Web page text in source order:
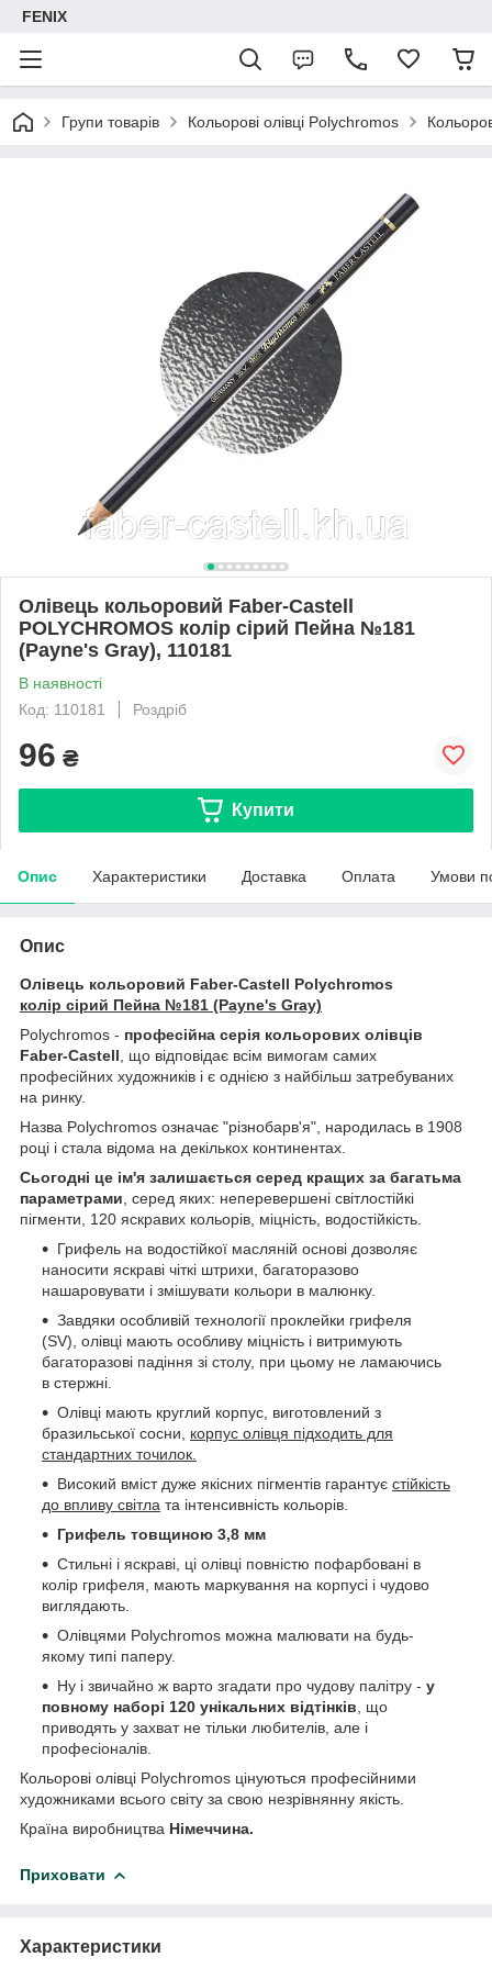
FENIX
Групи товарів Кольорові олівці Polychromos
Олівець кольоровий Faber-Castell
POLYCHROMOS колір сірий Пейна №181
(Payne's Gray), 110181
В наявності
Код: 110181
Роздріб
96 ₴
Купити
Опис Характеристики Доставка Оплата Умови
Опис
Олівець кольоровий Faber-Castell Polychromos
колір сірий Пейна №181 (Payne's Gray)
Polychromos - професійна серія кольорових олівців
Faber-Castell , що відповідає всім вимогам самих
професійних художників і є однією з найбільш затребуваних
на ринку.
Назва Polychromos означає "різнобарв'я", народилась в 1908
році і стала відома на декількох континентах.
Сьогодні це ім'я залишається серед кращих за багатьма
параметрами , серед яких: неперевершені світлостійкі
пігменти, 120 яскравих кольорів, міцність, водостійкість.
Грифель на водостійкої масляній основі дозволяє
наносити яскраві чіткі штрихи, багаторазово
нашаровувати і змішувати кольори в малюнку.
Завдяки особливій технології проклейки грифеля
(SV), олівці мають особливу міцність і витримують
багаторазові падіння зі столу, при цьому не ламаючись
в стержні.
Олівці мають круглий корпус, виготовлений з
бразильської сосни, корпус олівця підходить для
стандартних точилок.
Високий вміст дуже якісних пігментів гарантує стійкість
до впливу світла та інтенсивність кольорів.
Грифель товщиною 3,8 мм
Стильні і яскраві, ці олівці повністю пофарбовані в
колір грифеля, мають маркування на корпусі і чудово
виглядають.
Олівцями Polychromos можна малювати на будь-
якому типі паперу.
Ну і звичайно ж варто згадати про чудову палітру - у
повному наборі 120 унікальних відтінків , що
приводять у захват не тільки любителів, але і
професіоналів.
Кольорові олівці Polychromos цінуються професійними
художниками всього світу за свою незрівнянну якість.
Країна виробництва Німеччина.
Приховати
Характеристики